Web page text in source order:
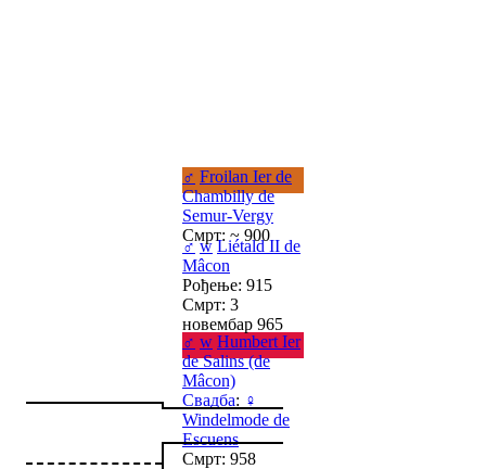
♂ Froilan Ier de
Chambilly de
Semur-Vergy
Смрт: ~ 900
♂ w Liétald II de
Mâcon
Рођење: 915
Смрт: 3
новембар 965
♂ w Humbert Ier
de Salins (de
Mâcon)
Свадба: ♀
Windelmode de
Escuens
Смрт: 958